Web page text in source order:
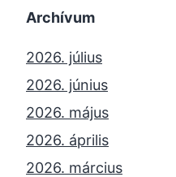
Archívum
2026. július
2026. június
2026. május
2026. április
2026. március